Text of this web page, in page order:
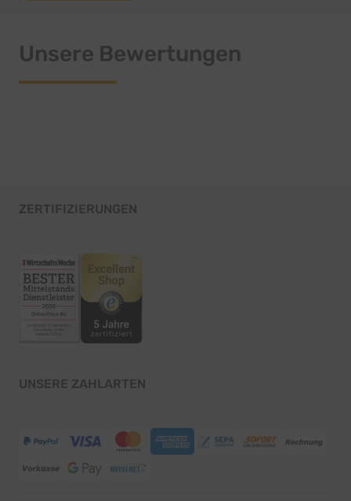
Unsere Bewertungen
ZERTIFIZIERUNGEN
UNSERE ZAHLARTEN